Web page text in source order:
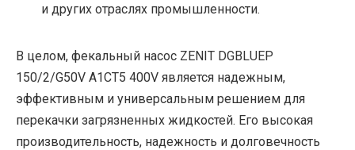
и других отраслях промышленности.
В целом, фекальный насос ZENIT DGBLUEP
150/2/G50V A1CT5 400V является надежным,
эффективным и универсальным решением для
перекачки загрязненных жидкостей. Его высокая
производительность, надежность и долговечность